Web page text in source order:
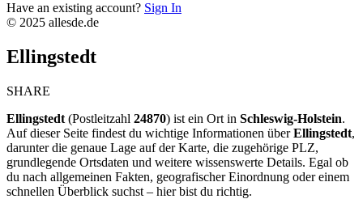
Have an existing account? Sign In
© 2025 allesde.de
Ellingstedt
SHARE
Ellingstedt (Postleitzahl 24870) ist ein Ort in Schleswig-Holstein.
Auf dieser Seite findest du wichtige Informationen überEllingstedt,
darunter die genaue Lage auf der Karte, die zugehörige PLZ,
grundlegende Ortsdaten und weitere wissenswerte Details. Egal ob
du nach allgemeinen Fakten, geografischer Einordnung oder einem
schnellen Überblick suchst – hier bist du richtig.